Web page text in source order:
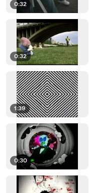
0:32
0:32
1:39
0:30